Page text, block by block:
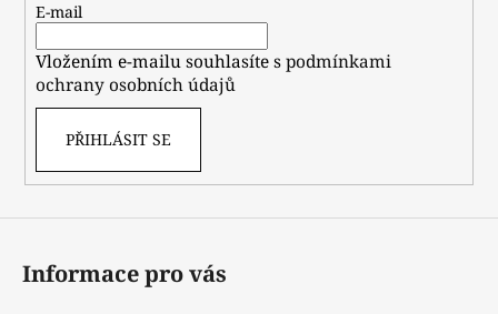
E-mail
Vložením e-mailu souhlasíte spodmínkami
ochrany osobních údajů
PŘIHLÁSIT SE
Informace pro vás